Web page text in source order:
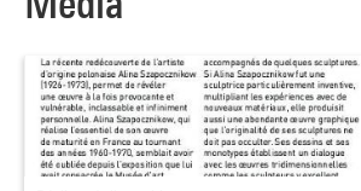
Musée National d’Art Moderne